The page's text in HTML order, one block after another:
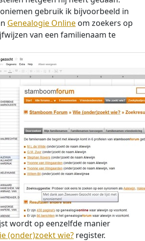
gebruik ik bijvoorbeeld in
Genealogie Online om zoekers op
van een familienaam te
wordt op eenzelfde manier
(onder)zoekt wie? register.